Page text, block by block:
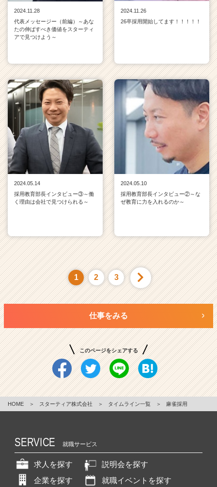
2024.11.28
代表メッセージー（前編）～あな
たの伸ばすべき価値をスターティ
アで見つけよう～
2024.11.26
26卒採用開始してます！！！！！
2024.05.14
採用教育部長インタビュー③～働
く理由は会社で見つけられる～
2024.05.10
採用教育部長インタビュー②～な
ぜ教育に力を入れるのか～
1 2 3
仕事をみる
このページをシェアする
HOME ＞ スターティア株式会社 ＞ タイムライン一覧 ＞ 麻雀採用
SERVICE 就職サービス
求人を探す
説明会を探す
企業を探す
就職イベントを探す